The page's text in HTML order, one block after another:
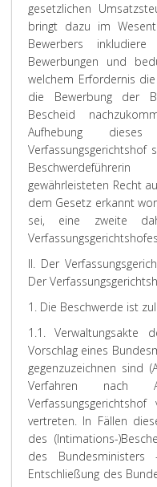
gesetzlichen
bringt dazu im
Bewerbers
Bewerbungen und
welchem Erfordernis
die Bewerbung der
Bescheid
Aufhebung
gewährleisteten Recht
dem Gesetz erkannt
sei, eine zweite
II. Der
Der
1. Die Beschwerde ist
1.1. Verwaltungsakte
Vorschlag eines
gegenzuzeichnen sind
Verfahren
vertreten. In Fällen
des (Intimations-
des
Entschließung des